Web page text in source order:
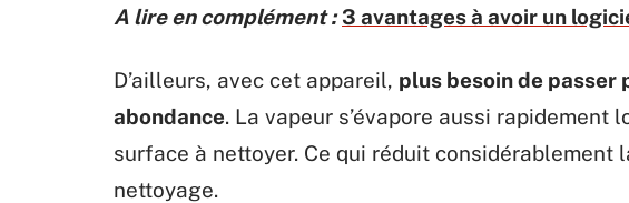
A lire en complément : 3 avantages à avoir un
D’ailleurs, avec cet appareil, plus besoin de passer
abondance. La vapeur s’évapore aussi rapidement
surface à nettoyer. Ce qui réduit considérablement
nettoyage.